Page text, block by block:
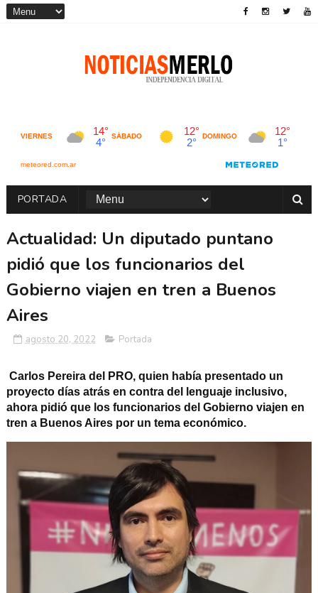
PORTADA
Actualidad: Un diputado puntano
pidió que los funcionarios del
Gobierno viajen en tren a Buenos
Aires
agosto 20, 2022 Portada
Carlos Pereira del PRO, quien había presentado un
proyecto días atrás en contra del lenguaje inclusivo,
ahora pidió que los funcionarios del Gobierno viajen en
tren a Buenos Aires por un tema económico.